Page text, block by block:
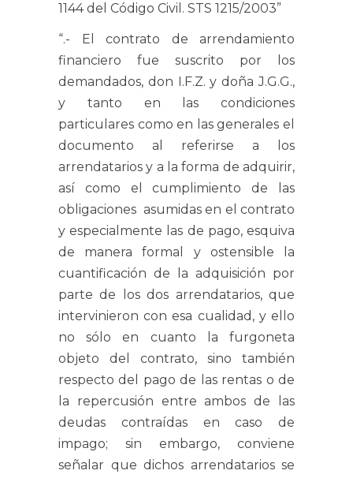
1144 del Código Civil. STS 1215/2003”
“.- El contrato de arrendamiento
financiero fue suscrito por los
demandados, don I.F.Z. y doña J.G.G.,
y tanto en las condiciones
particulares como en las generales el
documento al referirse a los
arrendatarios y a la forma de adquirir,
así como el cumplimiento de las
obligaciones asumidas en el contrato
y especialmente las de pago, esquiva
de manera formal y ostensible la
cuantificación de la adquisición por
parte de los dos arrendatarios, que
intervinieron con esa cualidad, y ello
no sólo en cuanto la furgoneta
objeto del contrato, sino también
respecto del pago de las rentas o de
la repercusión entre ambos de las
deudas contraídas en caso de
impago; sin embargo, conviene
señalar que dichos arrendatarios se